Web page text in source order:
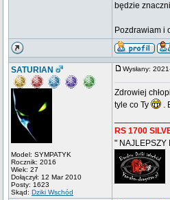
będzie
Pozdrawiam i
SATURIAN
Model: SYMPATYK
Rocznik: 2016
Wiek: 27
Dołączył: 12 Mar 2010
Posty: 1623
Skąd: Dziki Wschód
Wysłany:
Zdrowiej
tyle co Ty
.
RS 1700
" NAJLEPSZY